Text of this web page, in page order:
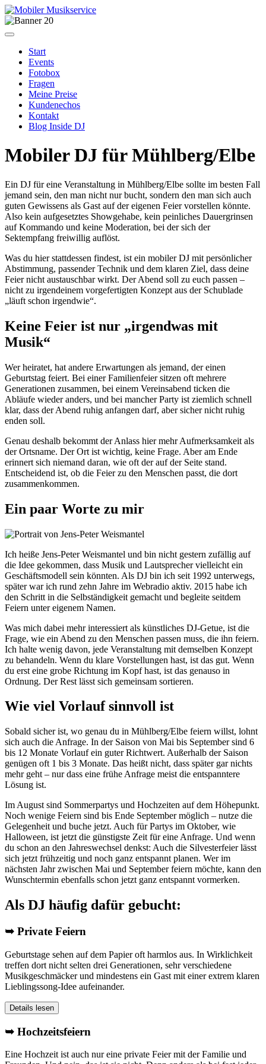
Start
Events
Fotobox
Fragen
Meine Preise
Kundenechos
Kontakt
Blog Inside DJ
Mobiler DJ für Mühlberg/Elbe
Ein DJ für eine Veranstaltung in Mühlberg/Elbe sollte im besten Fall
jemand sein, den man nicht nur bucht, sondern den man sich auch
guten Gewissens als Gast auf der eigenen Feier vorstellen könnte.
Also kein aufgesetztes Showgehabe, kein peinliches Dauergrinsen
auf Kommando und keine Moderation, bei der sich der
Sektempfang freiwillig auflöst.
Was du hier stattdessen findest, ist ein mobiler DJ mit persönlicher
Abstimmung, passender Technik und dem klaren Ziel, dass deine
Feier nicht austauschbar wirkt. Der Abend soll zu euch passen –
nicht zu irgendeinem vorgefertigten Konzept aus der Schublade
„läuft schon irgendwie“.
Keine Feier ist nur „irgendwas mit
Musik“
Wer heiratet, hat andere Erwartungen als jemand, der einen
Geburtstag feiert. Bei einer Familienfeier sitzen oft mehrere
Generationen zusammen, bei einem Vereinsabend ticken die
Abläufe wieder anders, und bei mancher Party ist ziemlich schnell
klar, dass der Abend ruhig anfangen darf, aber sicher nicht ruhig
enden soll.
Genau deshalb bekommt der Anlass hier mehr Aufmerksamkeit als
der Ortsname. Der Ort ist wichtig, keine Frage. Aber am Ende
erinnert sich niemand daran, wie oft der auf der Seite stand.
Entscheidend ist, ob die Feier zu den Menschen passt, die dort
zusammenkommen.
Ein paar Worte zu mir
Ich heiße Jens-Peter Weismantel und bin nicht gestern zufällig auf
die Idee gekommen, dass Musik und Lautsprecher vielleicht ein
Geschäftsmodell sein könnten. Als DJ bin ich seit 1992 unterwegs,
später war ich rund zehn Jahre im Webradio aktiv. 2015 habe ich
den Schritt in die Selbständigkeit gemacht und begleite seitdem
Feiern unter eigenem Namen.
Was mich dabei mehr interessiert als künstliches DJ-Getue, ist die
Frage, wie ein Abend zu den Menschen passen muss, die ihn feiern.
Ich halte wenig davon, jede Veranstaltung mit demselben Konzept
zu behandeln. Wenn du klare Vorstellungen hast, ist das gut. Wenn
du erst eine grobe Richtung im Kopf hast, ist das genauso in
Ordnung. Der Rest lässt sich gemeinsam sortieren.
Wie viel Vorlauf sinnvoll ist
Sobald sicher ist, wo genau du in Mühlberg/Elbe feiern willst, lohnt
sich auch die Anfrage. In der Saison von Mai bis September sind 6
bis 12 Monate Vorlauf ein guter Richtwert. Außerhalb der Saison
genügen oft 1 bis 3 Monate. Das heißt nicht, dass später gar nichts
mehr geht – nur dass eine frühe Anfrage meist die entspanntere
Lösung ist.
Im August sind Sommerpartys und Hochzeiten auf dem Höhepunkt.
Noch wenige Feiern sind bis Ende September möglich – nutze die
Gelegenheit und buche jetzt. Auch für Partys im Oktober, wie
Halloween, ist jetzt die günstigste Zeit für eine Anfrage. Und wenn
du schon an den Jahreswechsel denkst: Auch die Silvesterfeier lässt
sich jetzt frühzeitig und noch ganz entspannt planen. Wer im
nächsten Jahr zwischen Mai und September feiern möchte, kann den
Wunschtermin ebenfalls schon jetzt ganz entspannt vormerken.
Als DJ häufig dafür gebucht:
➥ Private Feiern
Geburtstage sehen auf dem Papier oft harmlos aus. In Wirklichkeit
treffen dort nicht selten drei Generationen, sehr verschiedene
Musikgeschmäcker und mindestens ein Gast mit einer extrem klaren
Lieblingssong-Idee aufeinander.
Details lesen
➥ Hochzeitsfeiern
Eine Hochzeit ist auch nur eine private Feier mit der Familie und